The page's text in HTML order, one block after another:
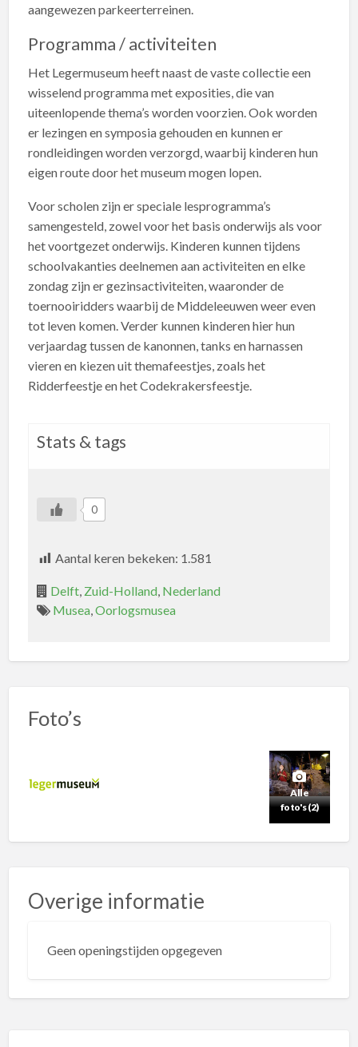
aangewezen parkeerterreinen.
Programma / activiteiten
Het Legermuseum heeft naast de vaste collectie een
wisselend programma met exposities, die van
uiteenlopende thema’s worden voorzien. Ook worden
er lezingen en symposia gehouden en kunnen er
rondleidingen worden verzorgd, waarbij kinderen hun
eigen route door het museum mogen lopen.
Voor scholen zijn er speciale lesprogramma’s
samengesteld, zowel voor het basis onderwijs als voor
het voortgezet onderwijs. Kinderen kunnen tijdens
schoolvakanties deelnemen aan activiteiten en elke
zondag zijn er gezinsactiviteiten, waaronder de
toernooiridders waarbij de Middeleeuwen weer even
tot leven komen. Verder kunnen kinderen hier hun
verjaardag tussen de kanonnen, tanks en harnassen
vieren en kiezen uit themafeestjes, zoals het
Ridderfeestje en het Codekrakersfeestje.
Stats & tags
0
Aantal keren bekeken: 1.581
Delft, Zuid-Holland, Nederland
Musea,Oorlogsmusea
Foto’s
Alle
foto's (2)
Overige informatie
Geen openingstijden opgegeven